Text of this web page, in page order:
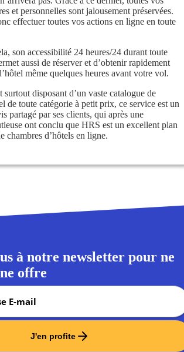
et personnelles sont jalousement préservées.
effectuer toutes vos actions en ligne en toute
son accessibilité 24 heures/24 durant toute
aussi de réserver et d’obtenir rapidement
même quelques heures avant votre vol.
surtout disposant d’un vaste catalogue de
de toute catégorie à petit prix, ce service est un
partagé par ses clients, qui après une
ont conclu que HRS est un excellent plan
chambres d’hôtels en ligne.
à notre newsletter pour ne
offre
J'en profite